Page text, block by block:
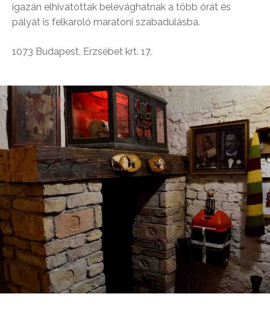
igazán elhivatottak belevághatnak a több órát és
pályát is felkaroló maratoni szabadulásba.
1073 Budapest, Erzsébet krt. 17.